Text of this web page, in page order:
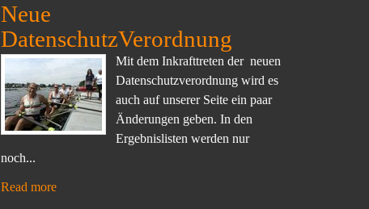
Neue
DatenschutzVerordnung
Mit dem Inkrafttreten der neuen
Datenschutzverordnung wird es
auch auf unserer Seite ein paar
Änderungen geben. In den
Ergebnislisten werden nur
noch...
Read more